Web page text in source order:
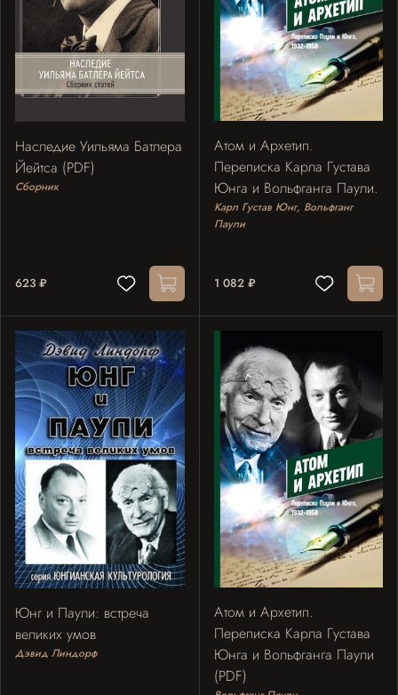
Наследие Уильяма Батлера
Йейтса (PDF)
Сборник
623 ₽
Атом и Архетип.
Переписка Карла Густава
Юнга и Вольфганга Паули.
Карл Густав Юнг, Вольфганг
Паули
1 082 ₽
Юнг и Паули: встреча
великих умов
Дэвид Линдорф
Атом и Архетип.
Переписка Карла Густава
Юнга и Вольфганга Паули
(PDF)